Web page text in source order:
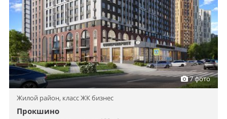
7 фото
Жилой район, класс ЖК бизнес
Прокшино